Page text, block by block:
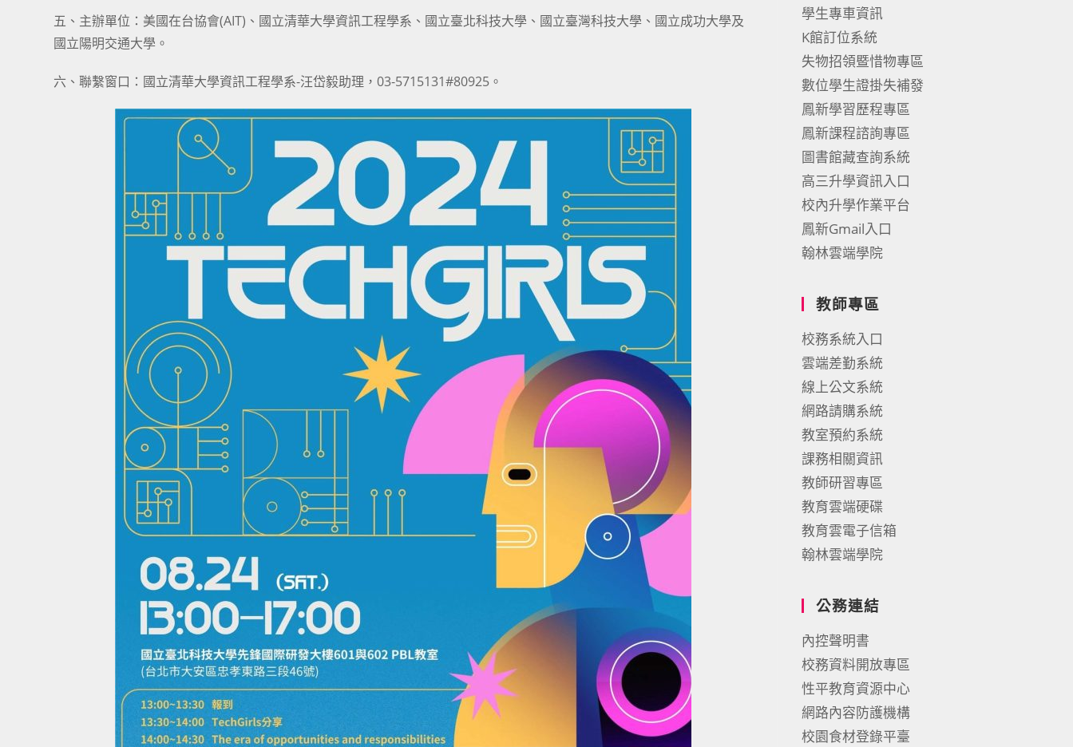
五、主辦單位：美國在台協會(AIT)、國立清華大學資訊工程學系、國立臺北科技大學、國立臺灣科技大學、國立成功大學及
國立陽明交通大學。
六、聯繫窗口：國立清華大學資訊工程學系-汪岱毅助理，03-5715131#80925。
學生專車資訊
K館訂位系統
失物招領暨惜物專區
數位學生證掛失補發
鳳新學習歷程專區
鳳新課程諮詢專區
圖書館藏查詢系統
高三升學資訊入口
校內升學作業平台
鳳新Gmail入口
翰林雲端學院
教師專區
校務系統入口
雲端差勤系統
線上公文系統
網路請購系統
教室預約系統
課務相關資訊
教師研習專區
教育雲端硬碟
教育雲電子信箱
翰林雲端學院
公務連結
內控聲明書
校務資料開放專區
性平教育資源中心
網路內容防護機構
校園食材登錄平臺